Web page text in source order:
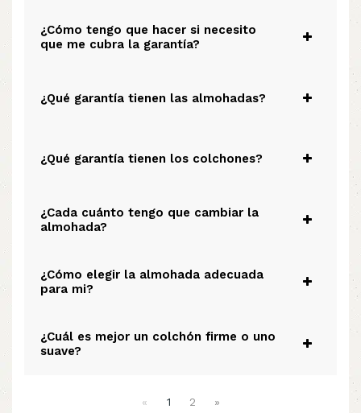
¿Cómo tengo que hacer si necesito
que me cubra la garantía?
¿Qué garantía tienen las almohadas?
¿Qué garantía tienen los colchones?
¿Cada cuánto tengo que cambiar la
almohada?
¿Cómo elegir la almohada adecuada
para mi?
¿Cuál es mejor un colchón firme o uno
suave?
« 1 2 »